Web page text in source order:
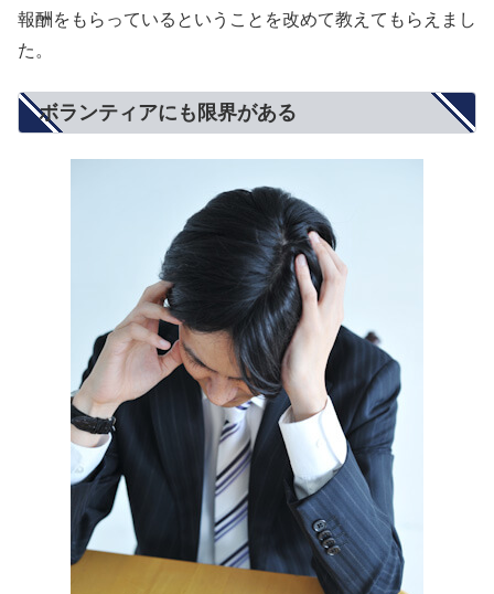
報酬をもらっているということを改めて教えてもらえまし
た。
ボランティアにも限界がある